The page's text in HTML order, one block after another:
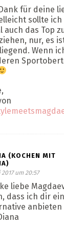
für deine
sollte ich
auch das Top
nur, es
Wenn
(KOCHEN MIT
2017 um 20:57
liebe
dass ich dir
anbieten